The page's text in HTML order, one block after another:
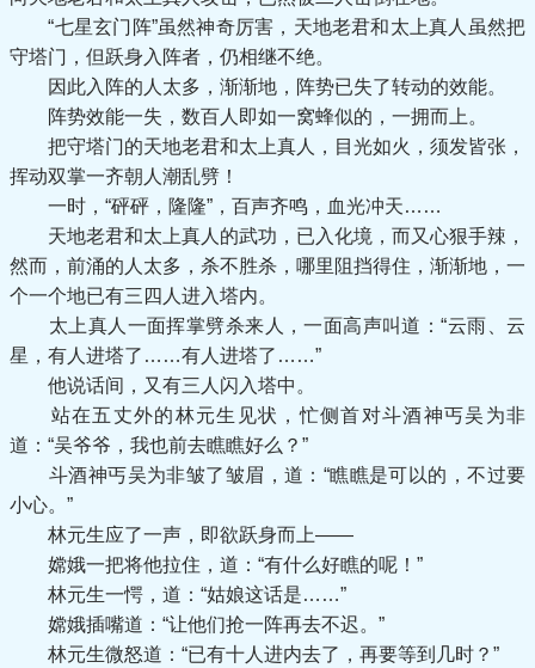
“七星玄门阵”虽然神奇厉害，天地老君和太上真人虽然把
守塔门，但跃身入阵者，仍相继不绝。
因此入阵的人太多，渐渐地，阵势已失了转动的效能。
阵势效能一失，数百人即如一窝蜂似的，一拥而上。
把守塔门的天地老君和太上真人，目光如火，须发皆张，
挥动双掌一齐朝人潮乱劈！
一时，“砰砰，隆隆”，百声齐鸣，血光冲天……
天地老君和太上真人的武功，已入化境，而又心狠手辣，
然而，前涌的人太多，杀不胜杀，哪里阻挡得住，渐渐地，一
个一个地已有三四人进入塔内。
太上真人一面挥掌劈杀来人，一面高声叫道：“云雨、云
星，有人进塔了……有人进塔了……”
他说话间，又有三人闪入塔中。
站在五丈外的林元生见状，忙侧首对斗酒神丐吴为非
道：“吴爷爷，我也前去瞧瞧好么？”
斗酒神丐吴为非皱了皱眉，道：“瞧瞧是可以的，不过要
小心。”
林元生应了一声，即欲跃身而上——
嫦娥一把将他拉住，道：“有什么好瞧的呢！”
林元生一愕，道：“姑娘这话是……”
嫦娥插嘴道：“让他们抢一阵再去不迟。”
林元生微怒道：“已有十人进内去了，再要等到几时？”